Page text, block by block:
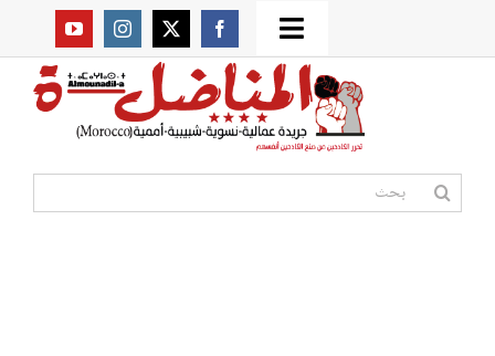
to
Toggle
Navigation
من نحن؟
البحث